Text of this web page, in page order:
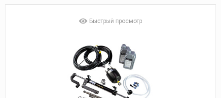
Быстрый просмотр